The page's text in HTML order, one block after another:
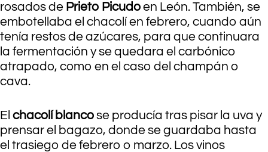
rosados de Prieto Picudoen León. También, se
embotellaba el chacolí en febrero, cuando aún
tenía restos de azúcares, para que continuara
la fermentación y se quedara el carbónico
atrapado, como en el caso del champán o
cava.
El chacolí blancose producía tras pisar la uva y
prensar el bagazo, donde se guardaba hasta
el trasiego de febrero o marzo. Los vinos